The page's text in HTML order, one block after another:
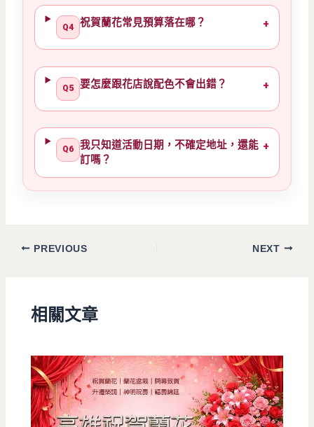
Q4 祝賀蘭花常見預算落在哪？ +
Q5 要怎麼跟花店說配色不會出錯？ +
Q6
我只知道活動日期，不確定地址，還能
訂嗎？
+
PREVIOUS NEXT
相關文章